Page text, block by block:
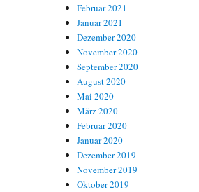
Februar 2021
Januar 2021
Dezember 2020
November 2020
September 2020
August 2020
Mai 2020
März 2020
Februar 2020
Januar 2020
Dezember 2019
November 2019
Oktober 2019